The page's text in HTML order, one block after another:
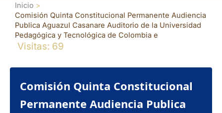
Inicio
Comisión Quinta Constitucional Permanente Audiencia
Publica Aguazul Casanare Auditorio de la Universidad
Pedagógica y Tecnológica de Colombia e
Visitas: 69
Comisión Quinta Constitucional
Permanente Audiencia Publica